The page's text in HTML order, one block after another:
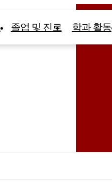
졸업 및 진로 학과 활동